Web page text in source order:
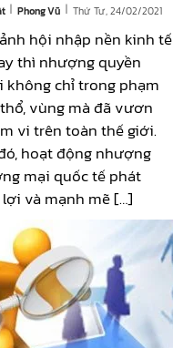
| Phong Vũ | Thứ Tư, 24/02/2021
hội nhập nền kinh tế
thì nhượng quyền
chỉ trong phạm
vùng mà đã vươn
vi trên toàn thế giới.
hoạt động nhượng
mại quốc tế phát
và mạnh mẽ […]